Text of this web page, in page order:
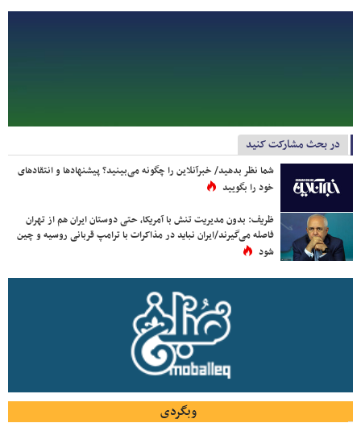
در بحث مشارکت کنید
شما نظر بدهید/ خبرآنلاین را چگونه می‌بینید؟ پیشنهادها و انتقادهای
خود را بگویید
ظریف: بدون مدیریت تنش با آمریکا، حتی دوستان ایران هم از تهران
فاصله می‌گیرند/ایران نباید در مذاکرات با ترامپ قربانی روسیه و چین
شود
وبگردی